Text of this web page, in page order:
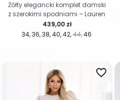
34 36 38 40 42 44 46
Cena
439,00 zł
Żółty elegancki komplet damski
z szerokimi spodniami – Lauren
favorite_border